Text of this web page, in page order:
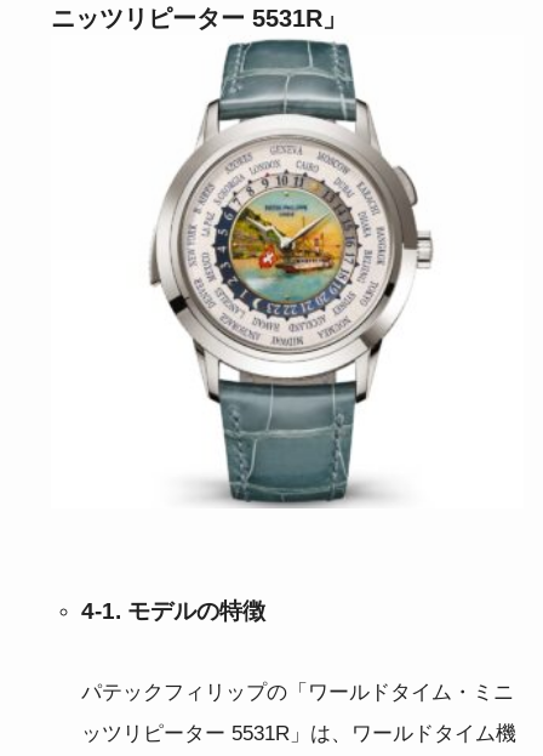
ニッツリピーター 5531R」
4-1. モデルの特徴
パテックフィリップの「ワールドタイム・ミニ
ッツリピーター 5531R」は、ワールドタイム機